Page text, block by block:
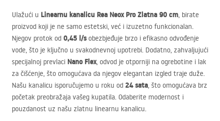
Ulažući u Linearnu kanalicu Rea Neox Pro Zlatna 90 cm, birate
proizvod koji je ne samo estetski, već i izuzetno funkcionalan.
Njegov protok od 0,45 l/sobezbjeđuje brzo i efikasno odvođenje
vode, što je ključno u svakodnevnoj upotrebi. Dodatno, zahvaljujući
specijalnoj prevlaci Nano Flex, odvod je otporniji na ogrebotine i lak
za čišćenje, što omogućava da njegov elegantan izgled traje duže.
Našu kanalicu isporučujemo u roku od 24 sata, što omogućava brz
početak preobražaja vašeg kupatila. Odaberite modernost i
pouzdanost uz našu zlatnu linearnu kanalicu.